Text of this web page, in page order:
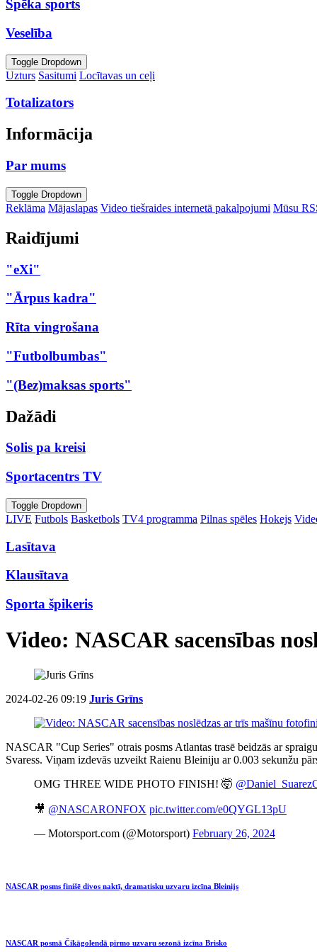
Spēka sports
Veselība
Toggle Dropdown
Uzturs Sasitumi Locītavas un ceļi
Totalizators
Informācija
Par mums
Toggle Dropdown
Reklāma Mājaslapas Video tiešraides internetā pakalpojumi Mūsu
Raidījumi
"eXi"
"Ārpus kadra"
Rīta vingrošana
"Futbolbumbas"
"(Bez)maksas sports"
Dažādi
Solis pa kreisi
Sportacentrs TV
Toggle Dropdown
LIVE Futbols Basketbols TV4 programma Pilnas spēles Hokejs
Lasītava
Klausītava
Sporta špikeris
Video: NASCAR sacensības
2024-02-26 09:19 Juris Grīns
NASCAR "Cup Series" otrais posms Atlantas trasē beidzās ar
Svaress. Viņam izdevās uzveikt Raienu Bleiniju ar 0.003 sekunžu
OMG THREE WIDE PHOTO FINISH! 🤯
🎥 @NASCARONFOX pic.twitter.com/e0QYGL13pU
— Motorsport.com (@Motorsport) February 26, 2024
NASCAR posms finišē divos naktī, dramatisku uzvaru izcīna Bleinijs
NASCAR posmā Čikāgolendā pirmo uzvaru sezonā izcīna Brisko